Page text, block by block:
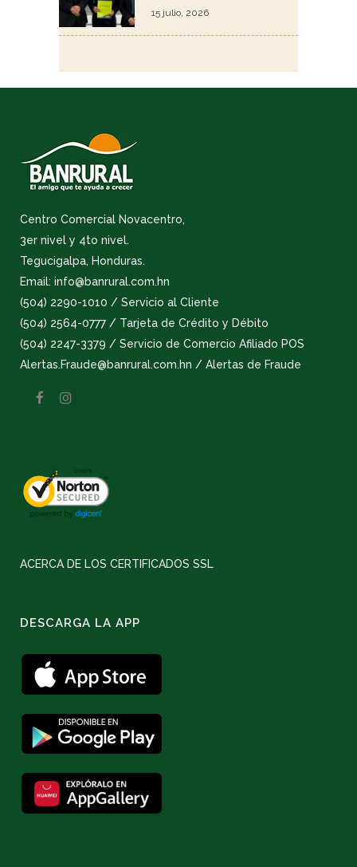
15 julio, 2026
Centro Comercial Novacentro,
3er nivel y 4to nivel.
Tegucigalpa, Honduras.
Email: info@banrural.com.hn
(504) 2290-1010 / Servicio al Cliente
(504) 2564-0777 / Tarjeta de Crédito y Débito
(504) 2247-3379 / Servicio de Comercio Afiliado POS
Alertas.Fraude@banrural.com.hn / Alertas de Fraude
ACERCA DE LOS CERTIFICADOS SSL
DESCARGA LA APP